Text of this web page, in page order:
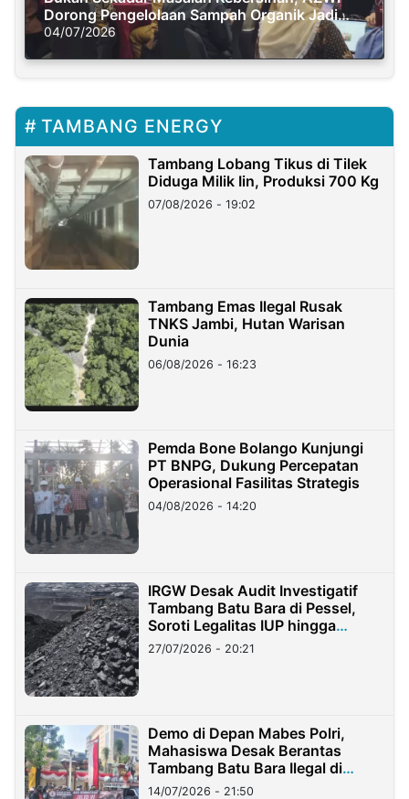
Dorong Pengelolaan Sampah Organik Jadi
Solusi Krisis Iklim
04/07/2026
TAMBANG ENERGY
Tambang Lobang Tikus di Tilek
Diduga Milik Iin, Produksi 700 Kg
07/08/2026 - 19:02
Tambang Emas Ilegal Rusak
TNKS Jambi, Hutan Warisan
Dunia
06/08/2026 - 16:23
Pemda Bone Bolango Kunjungi
PT BNPG, Dukung Percepatan
Operasional Fasilitas Strategis
04/08/2026 - 14:20
IRGW Desak Audit Investigatif
Tambang Batu Bara di Pessel,
Soroti Legalitas IUP hingga
Stockpile
27/07/2026 - 20:21
Demo di Depan Mabes Polri,
Mahasiswa Desak Berantas
Tambang Batu Bara Ilegal di
Lampung
14/07/2026 - 21:50